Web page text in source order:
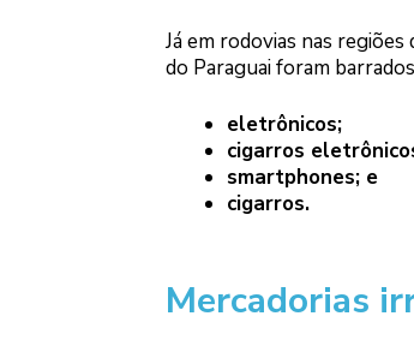
Já em rodovias nas
do Paraguai foram
eletrônicos;
cigarros
smartphones; e
cigarros.
Mercadorias